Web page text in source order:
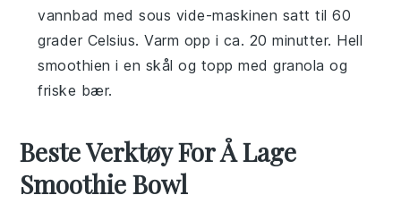
vannbad med sous vide-maskinen satt til 60
grader Celsius. Varm opp i ca. 20 minutter. Hell
smoothien i en skål og topp med granola og
friske bær.
Beste Verktøy For Å Lage
Smoothie Bowl